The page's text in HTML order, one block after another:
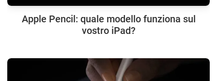
Apple Pencil: quale modello funziona sul
vostro iPad?